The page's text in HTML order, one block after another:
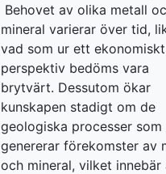
Behovet av olika metall
mineral varierar över tid,
vad som ur ett ekonomiskt
perspektiv bedöms vara
brytvärt. Dessutom ökar
kunskapen stadigt om de
geologiska processer som
genererar förekomster av
och mineral, vilket innebär